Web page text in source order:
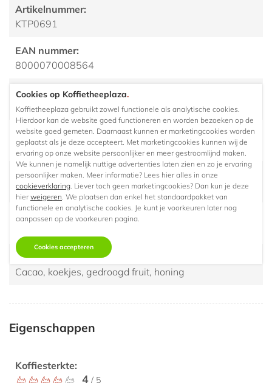
Artikelnummer:
KTP0691
EAN nummer:
8000070008564
Soort:
Mix arabica / robusta
Keurmerk:
UTZ gecertificeerd
Herkomst/ land:
Zuid-Amerika, Zuidoost-Azie
Branding:
Smaak:
Cacao, koekjes, gedroogd fruit, honing
Eigenschappen
Koffiesterkte:
4 / 5
Cookies op Koffietheeplaza.
Koffietheeplaza gebruikt zowel functionele als analytische cookies.
Hierdoor kan de website goed functioneren en worden bezoeken op de
website goed gemeten. Daarnaast kunnen er marketingcookies worden
geplaatst als je deze accepteert. Met marketingcookies kunnen wij de
ervaring op onze website persoonlijker en meer gestroomlijnd maken.
We kunnen je namelijk nuttige advertenties laten zien en zo je ervaring
persoonlijker maken. Meer informatie? Lees hier alles in onze
cookieverklaring. Liever toch geen marketingcookies? Dan kun je deze
hier weigeren. We plaatsen dan enkel het standaardpakket van
functionele en analytische cookies. Je kunt je voorkeuren later nog
aanpassen op de voorkeuren pagina.
Cookies accepteren